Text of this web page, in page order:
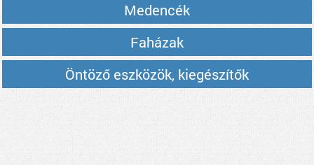
Medencék
Faházak
Öntöző eszközök, kiegészítők